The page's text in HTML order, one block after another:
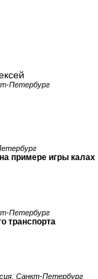
Петербург
примере игры калах
Петербург
транспорта
Санкт-Петербург